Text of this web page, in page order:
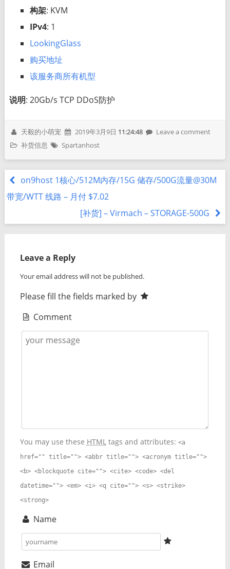
构架: KVM
IPv4: 1
LookingGlass
购买地址
该服务商所有机型
说明: 20Gb/s TCP DDoS防护
天毅的小萌宠 2019年3月9日 11:24:48
Leave a comment
补货信息
Spartanhost
on9host 1核心/512M内存/15G 储存/500G流量@30M
带宽/WTT 线路 – 月付 $7.02
[补货] – Virmach – STORAGE-500G
Leave a Reply
Your email address will not be published.
Please fill the fields marked by
Comment
You may use these HTMLtags and attributes: <a
href="" title=""> <abbr title=""> <acronym title="">
<b> <blockquote cite=""> <cite> <code> <del
datetime=""> <em> <i> <q cite=""> <s> <strike>
<strong>
Name
Email